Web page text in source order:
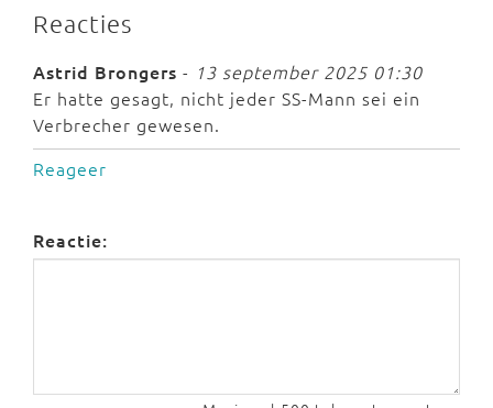
Reacties
Astrid Brongers - 13 september 2025 01:30
Er hatte gesagt, nicht jeder SS-Mann sei ein
Verbrecher gewesen.
Reageer
Reactie: